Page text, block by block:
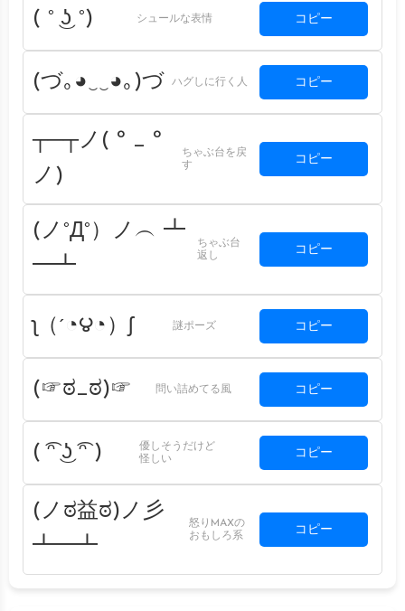
( ° ͜ʖ °) シュールな表情 コピー
(づ｡◕‿‿◕｡)づ ハグしに行く人 コピー
┬─┬ノ( º _ º
ノ)
ちゃぶ台を戻
す
コピー
(ノ°Д°）ノ︵ ┻
━┻
ちゃぶ台
返し
コピー
ʅ（´◔౪◔）ʃ 謎ポーズ コピー
(☞ಠ_ಠ)☞ 問い詰めてる風 コピー
( ͡ᵔ ͜ʖ ͡ᵔ )
優しそうだけど
怪しい
コピー
(ノಠ益ಠ)ノ彡
┻━┻
怒りMAXの
おもしろ系
コピー